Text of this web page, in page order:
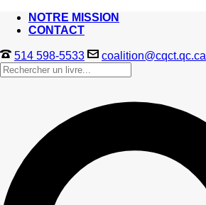
NOTRE MISSION
CONTACT
514 598-5533 coalition@cqct.qc.ca